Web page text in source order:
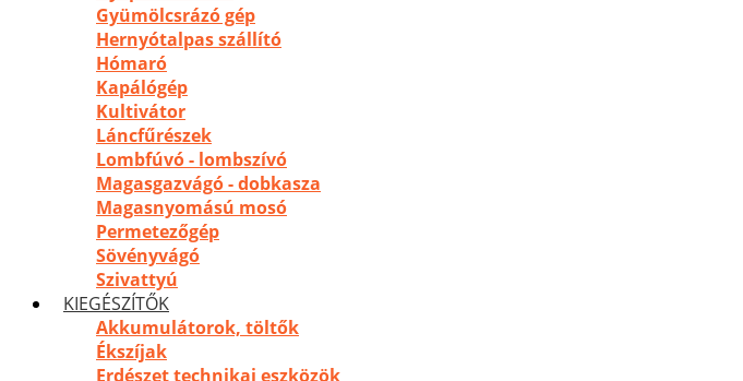
Gyümölcsrázó gép
Hernyótalpas szállító
Hómaró
Kapálógép
Kultivátor
Láncfűrészek
Lombfúvó - lombszívó
Magasgazvágó - dobkasza
Magasnyomású mosó
Permetezőgép
Sövényvágó
Szivattyú
KIEGÉSZÍTŐK
Akkumulátorok, töltők
Ékszíjak
Erdészet technikai eszközök